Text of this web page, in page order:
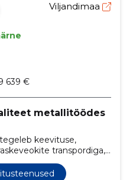
Viljandimaa
639 €
metallitöödes
keevituse,
transpordiga,
lahendused